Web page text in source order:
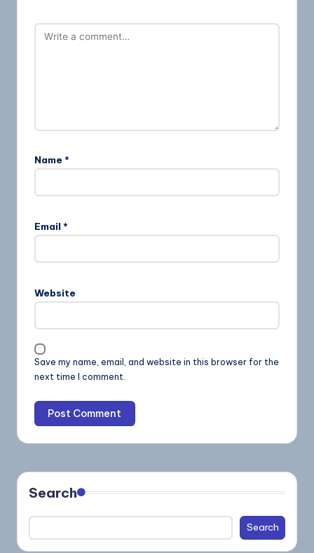
Name *
Email *
Website
Save my name, email, and website in this browser for the
next time I comment.
Search
Search